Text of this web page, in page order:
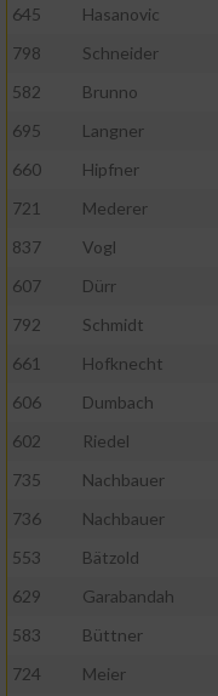
645
Hasanovic
798
Schneider
582
Brunno
695
Langner
660
Hipfner
721
Mederer
837
Vogl
607
Dürr
792
Schmidt
661
Hofknecht
606
Dumbach
602
Riedel
735
Nachbauer
736
Nachbauer
553
Bätzold
629
Garabandah
583
Büttner
724
Meier
auf einem Endgerät
von Werbeanzeigen
Werbung
personalisierter
von Inhalten
Verwendung von
personalisierter
Analyse von
verschiedenen Quellen